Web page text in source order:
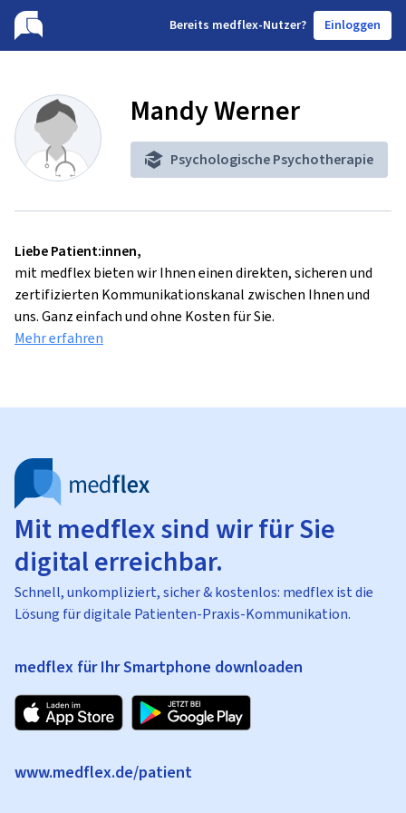
Bereits medflex-Nutzer? Einloggen
Mandy Werner
Psychologische Psychotherapie
Liebe Patient:innen,
mit medflex bieten wir Ihnen einen direkten, sicheren und
zertifizierten Kommunikationskanal zwischen Ihnen und
uns. Ganz einfach und ohne Kosten für Sie.
Mehr erfahren
Mit medflex sind wir für Sie
digital erreichbar.
Schnell, unkompliziert, sicher & kostenlos: medflex ist die
Lösung für digitale Patienten-Praxis-Kommunikation.
medflex für Ihr Smartphone downloaden
www.medflex.de/patient